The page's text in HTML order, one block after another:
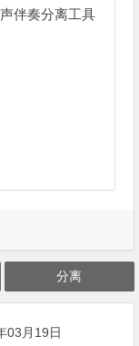
伴奏分离工具
分离
03月19日